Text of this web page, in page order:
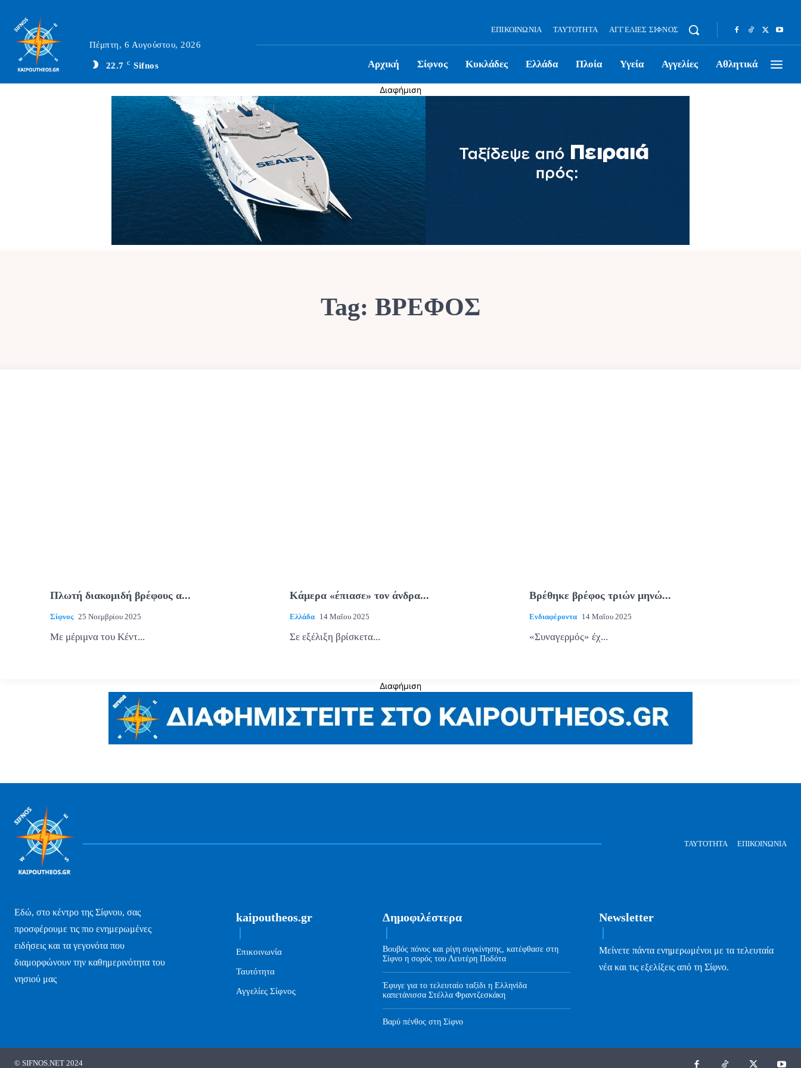
Πέμπτη, 6 Αυγούστου, 2026
22.7 C Sifnos
ΕΠΙΚΟΙΝΩΝΊΑ ΤΑΥΤΌΤΗΤΑ ΑΓΓΕΛΊΕΣ ΣΊΦΝΟΣ
Αρχική Σίφνος Κυκλάδες Ελλάδα Πλοία Υγεία Αγγελίες Αθλητικά
Διαφήμιση
Tag: ΒΡΕΦΟΣ
Πλωτή διακομιδή βρέφους α...
Σίφνος 25 Νοεμβρίου 2025
Με μέριμνα του Κέντ...
Κάμερα «έπιασε» τον άνδρα...
Ελλάδα 14 Μαΐου 2025
Σε εξέλιξη βρίσκετα...
Βρέθηκε βρέφος τριών μηνώ...
Ενδιαφέροντα 14 Μαΐου 2025
«Συναγερμός» έχ...
Διαφήμιση
ΤΑΥΤΌΤΗΤΑ ΕΠΙΚΟΙΝΩΝΊΑ
Εδώ, στο κέντρο της Σίφνου, σας
προσφέρουμε τις πιο ενημερωμένες
ειδήσεις και τα γεγονότα που
διαμορφώνουν την καθημερινότητα του
νησιού μας
kaipoutheos.gr
Επικοινωνία
Ταυτότητα
Αγγελίες Σίφνος
Δημοφιλέστερα
Βουβός πόνος και ρίγη συγκίνησης, κατέφθασε στη
Σίφνο η σορός του Λευτέρη Ποδότα
Έφυγε για το τελευταίο ταξίδι η Ελληνίδα
καπετάνισσα Στέλλα Φραντζεσκάκη
Βαρύ πένθος στη Σίφνο
Newsletter
Μείνετε πάντα ενημερωμένοι με τα τελευταία
νέα και τις εξελίξεις από τη Σίφνο.
© SIFNOS.NET 2024